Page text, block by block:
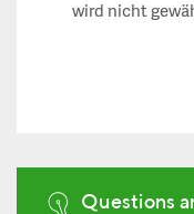
wird nicht
Questions